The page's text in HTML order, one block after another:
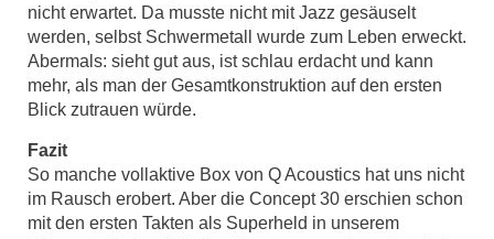
nicht erwartet. Da musste nicht mit Jazz ge­säuselt
werden, selbst Schwermetall wurde zum Leben erweckt.
Abermals: sieht gut aus, ist schlau er­dacht und kann
mehr, als man der Ge­samtkonstruktion auf den ersten
Blick zutrauen würde.
Fazit
So manche vollaktive Box von Q Acoustics hat uns nicht
im Rausch erobert. Aber die Con­cept 30 erschien schon
mit den ersten Takten als Superheld in unserem